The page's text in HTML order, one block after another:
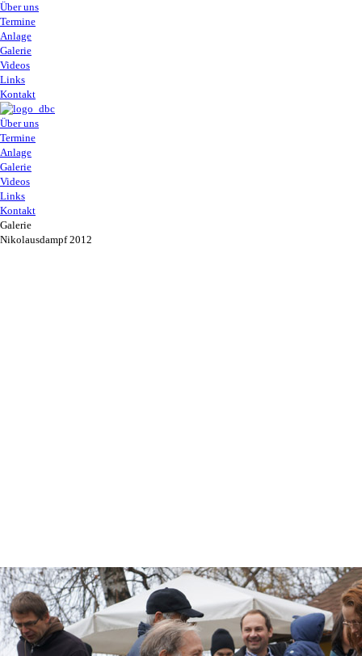
Über uns
Termine
Anlage
Galerie
Videos
Links
Kontakt
Über uns
Termine
Anlage
Galerie
Videos
Links
Kontakt
Galerie
Nikolausdampf 2012